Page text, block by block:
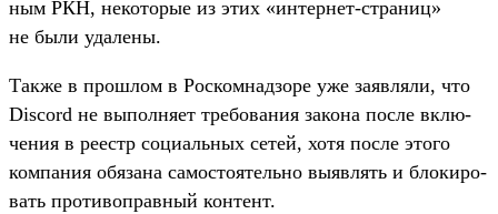
ным РКН, некото­рые из этих «интернет‑стра­ниц»
не были уда­лены.
Так­же в прош­лом в Рос­комнад­зоре уже заяв­ляли, что
Discord не выпол­няет тре­бова­ния закона пос­ле вклю­
чения в реестр соци­аль­ных сетей, хотя пос­ле это­го
ком­пания обя­зана самос­тоятель­но выяв­лять и бло­киро­
вать про­тивоп­равный кон­тент.